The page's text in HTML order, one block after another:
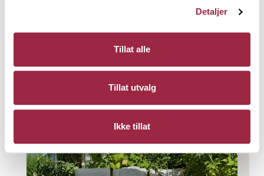
Detaljer
Tillat alle
Tillat utvalg
Ikke tillat
Les mer